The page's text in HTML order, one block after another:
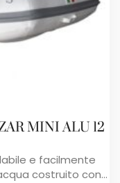
MINI ALU 12
e facilmente
costruito con...